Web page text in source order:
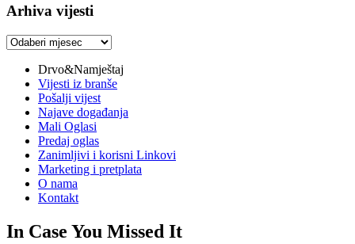
Arhiva vijesti
Arhiva
Drvo&Namještaj
Vijesti iz branše
Pošalji vijest
Najave događanja
Mali Oglasi
Predaj oglas
Zanimljivi i korisni Linkovi
Marketing i pretplata
O nama
Kontakt
In Case You Missed It